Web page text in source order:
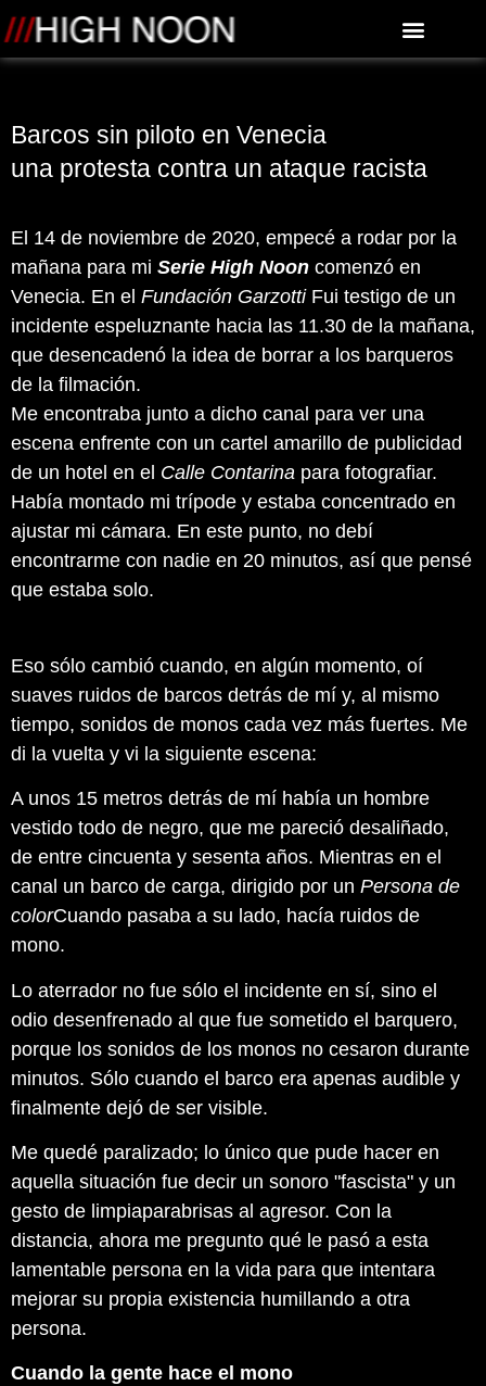
Barcos sin piloto en Venecia
una protesta contra un ataque racista
El 14 de noviembre de 2020, empecé a rodar por la
mañana para mi Serie High Noon comenzó en
Venecia. En el Fundación GarzottiFui testigo de un
incidente espeluznante hacia las 11.30 de la mañana,
que desencadenó la idea de borrar a los barqueros
de la filmación.
Me encontraba junto a dicho canal para ver una
escena enfrente con un cartel amarillo de publicidad
de un hotel en el Calle Contarina para fotografiar.
Había montado mi trípode y estaba concentrado en
ajustar mi cámara. En este punto, no debí
encontrarme con nadie en 20 minutos, así que pensé
que estaba solo.
Eso sólo cambió cuando, en algún momento, oí
suaves ruidos de barcos detrás de mí y, al mismo
tiempo, sonidos de monos cada vez más fuertes. Me
di la vuelta y vi la siguiente escena:
A unos 15 metros detrás de mí había un hombre
vestido todo de negro, que me pareció desaliñado,
de entre cincuenta y sesenta años. Mientras en el
canal un barco de carga, dirigido por un Persona de
colorCuando pasaba a su lado, hacía ruidos de
mono.
Lo aterrador no fue sólo el incidente en sí, sino el
odio desenfrenado al que fue sometido el barquero,
porque los sonidos de los monos no cesaron durante
minutos. Sólo cuando el barco era apenas audible y
finalmente dejó de ser visible.
Me quedé paralizado; lo único que pude hacer en
aquella situación fue decir un sonoro "fascista" y un
gesto de limpiaparabrisas al agresor. Con la
distancia, ahora me pregunto qué le pasó a esta
lamentable persona en la vida para que intentara
mejorar su propia existencia humillando a otra
persona.
Cuando la gente hace el mono